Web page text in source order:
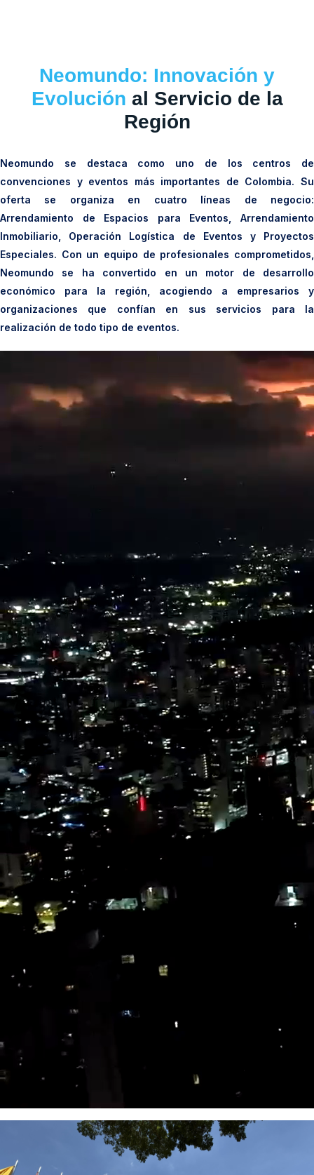
Neomundo: Innovación y
Evolución al Servicio de la
Región
Neomundo se destaca como uno de los centros de
convenciones y eventos más importantes de Colombia. Su
oferta se organiza en cuatro líneas de negocio:
Arrendamiento de Espacios para Eventos, Arrendamiento
Inmobiliario, Operación Logística de Eventos y Proyectos
Especiales. Con un equipo de profesionales comprometidos,
Neomundo se ha convertido en un motor de desarrollo
económico para la región, acogiendo a empresarios y
organizaciones que confían en sus servicios para la
realización de todo tipo de eventos.